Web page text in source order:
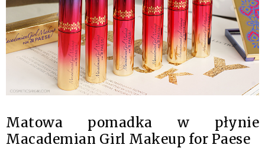
Matowa pomadka w płynie
Macademian Girl Makeup for Paese